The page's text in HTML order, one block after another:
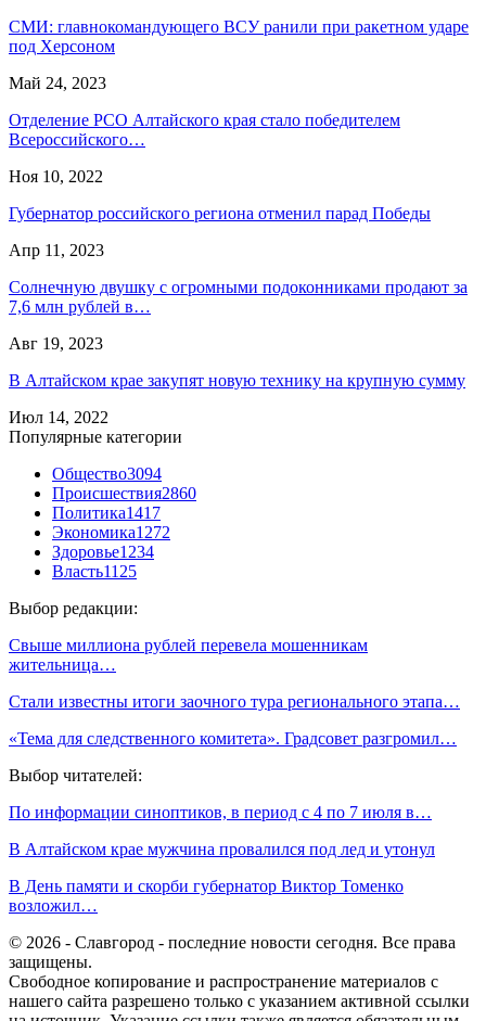
СМИ: главнокомандующего ВСУ ранили при ракетном ударе
под Херсоном
Май 24, 2023
Отделение РСО Алтайского края стало победителем
Всероссийского…
Ноя 10, 2022
Губернатор российского региона отменил парад Победы
Апр 11, 2023
Солнечную двушку с огромными подоконниками продают за
7,6 млн рублей в…
Авг 19, 2023
В Алтайском крае закупят новую технику на крупную сумму
Июл 14, 2022
Популярные категории
Общество3094
Происшествия2860
Политика1417
Экономика1272
Здоровье1234
Власть1125
Выбор редакции:
Свыше миллиона рублей перевела мошенникам
жительница…
Стали известны итоги заочного тура регионального этапа…
«Тема для следственного комитета». Градсовет разгромил…
Выбор читателей:
По информации синоптиков, в период с 4 по 7 июля в…
В Алтайском крае мужчина провалился под лед и утонул
В День памяти и скорби губернатор Виктор Томенко
возложил…
© 2026 - Славгород - последние новости сегодня. Все права
защищены.
Свободное копирование и распространение материалов с
нашего сайта разрешено только с указанием активной ссылки